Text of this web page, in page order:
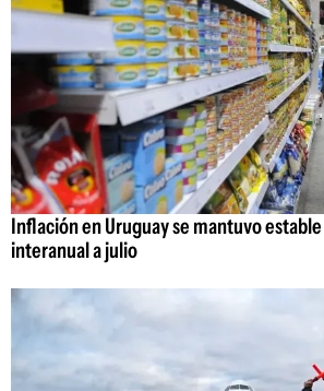
Inflación en Uruguay se mantuvo
interanual a julio